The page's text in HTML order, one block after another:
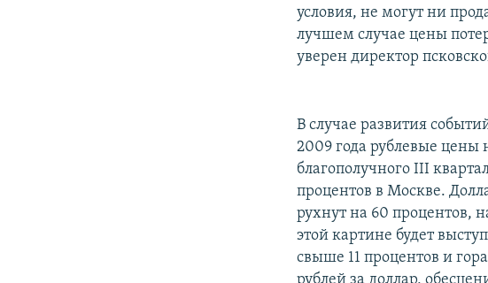
условия, не могут ни
лучшем случае цены
уверен директор
В случае развития
2009 года рублевые цены
благополучного III
процентов в Москве.
рухнут на 60 процентов,
этой картине будет
свыше 11 процентов и